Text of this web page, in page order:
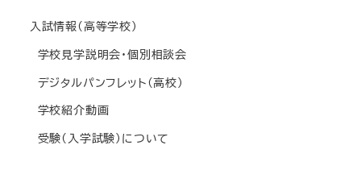
入試情報(高等学校)
学校見学説明会・個別相談会
デジタルパンフレット(高校)
学校紹介動画
受験(入学試験)について